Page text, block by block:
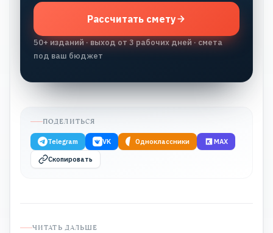
Рассчитать смету
50+ изданий · выход от 3 рабочих дней · смета
под ваш бюджет
ПОДЕЛИТЬСЯ
Telegram VK Одноклассники MAX
Скопировать
ЧИТАТЬ ДАЛЬШЕ